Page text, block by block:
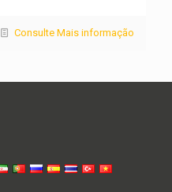
Consulte Mais informação